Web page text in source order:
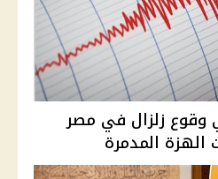
وقوع زلزال في مصر
المدمرة